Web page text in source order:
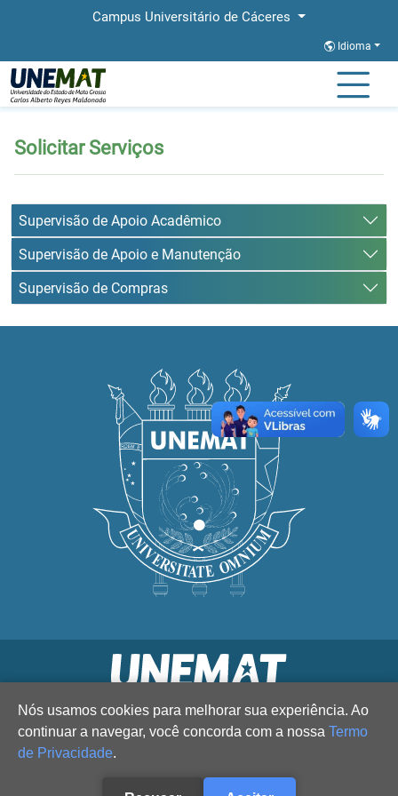
Campus Universitário de Cáceres
Idioma
Página Inicial
Solicitar Serviços
Supervisão de Apoio Acadêmico
Supervisão de Apoio e Manutenção
Supervisão de Compras
Nós usamos cookies para melhorar sua experiência. Ao
continuar a navegar, você concorda com a nossa Termo
de Privacidade.